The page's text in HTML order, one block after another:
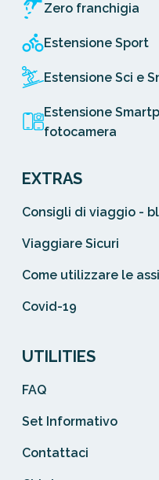
Zero franchigia
Estensione Sport
Estensione Sci e
Estensione
fotocamera
EXTRAS
Consigli di viaggio -
Viaggiare Sicuri
Come utilizzare le
Covid-19
UTILITIES
FAQ
Set Informativo
Contattaci